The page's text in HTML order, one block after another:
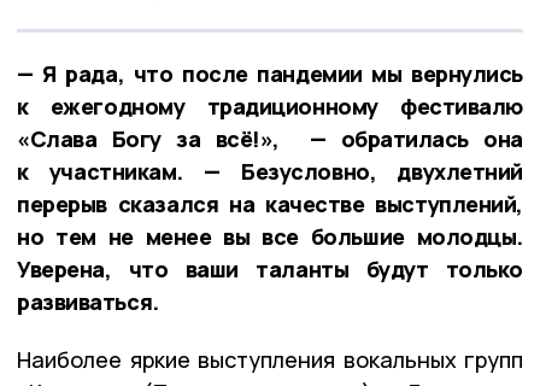
— Я рада, что после пандемии мы вернулись
к ежегодному традиционному фестивалю
«Слава Богу за всё!», — обратилась она
к участникам. — Безусловно, двухлетний
перерыв сказался на качестве выступлений,
но тем не менее вы все большие молодцы.
Уверена, что ваши таланты будут только
развиваться.
Наиболее яркие выступления вокальных групп